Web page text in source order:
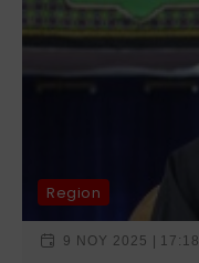
Region
9 NOY 2025 | 17:18